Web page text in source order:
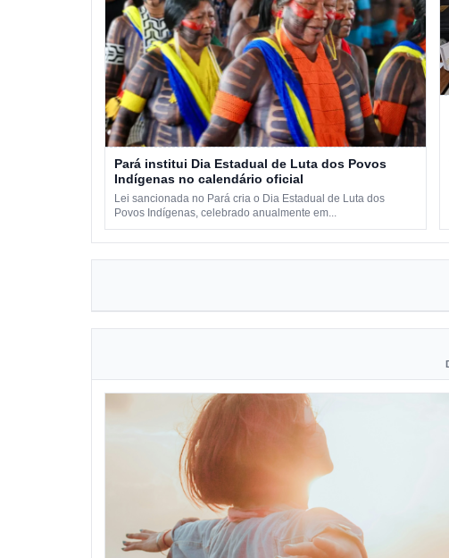
Pará institui Dia Estadual de Luta dos Povos
Indígenas no calendário oficial
Lei sancionada no Pará cria o Dia Estadual de Luta dos
Povos Indígenas, celebrado anualmente em...